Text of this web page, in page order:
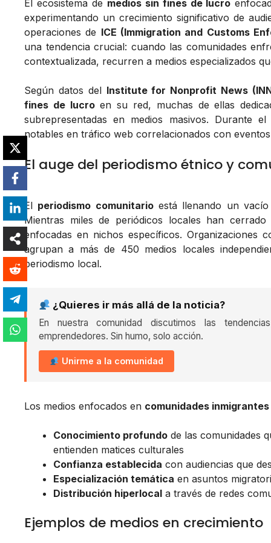
El ecosistema de medios sin fines de lucro
experimentando un crecimiento significativo de
operaciones de ICE (Immigration and Customs
una tendencia crucial: cuando las comunidades
contextualizada, recurren a medios especializados
Según datos del Institute for Nonprofit News
fines de lucroen su red, muchas de ellas
subrepresentadas en medios masivos. Durante
notables en tráfico web correlacionados con
El auge del periodismo étnico y
El periodismo comunitarioestá llenando un vacío
Mientras miles de periódicos locales han
enfocadas en nichos específicos. Organizaciones
agrupan a más de 450 medios locales
periodismo local.
¿Quieres ir más allá de la noticia?
En nuestra comunidad discutimos las
emprendedores. Sin humo, solo acción.
Unirme a la comunidad
Los medios enfocados en comunidades inmigrantes
Conocimiento profundo de las comunidades
entienden matices culturales
Confianza establecida con audiencias que
Especialización temática en asuntos
Distribución hiperlocal a través de redes
Ejemplos de medios en crecimiento